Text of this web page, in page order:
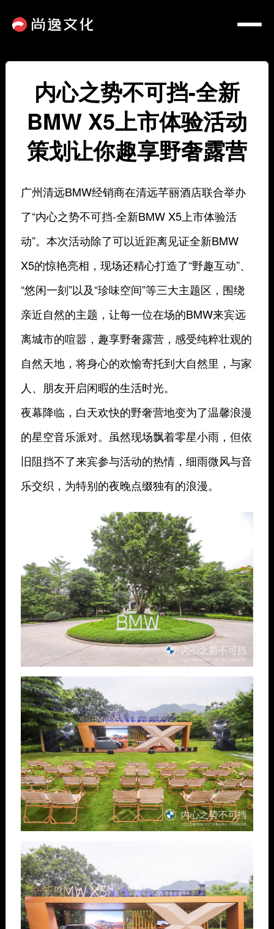
内心之势不可挡-全新
BMW X5上市体验活动
策划让你趣享野奢露营
广州清远BMW经销商在清远芊丽酒店联合举办
了“内心之势不可挡-全新BMW X5上市体验活
动”。本次活动除了可以近距离见证全新BMW
X5的惊艳亮相，现场还精心打造了“野趣互动”、
“悠闲一刻”以及“珍味空间”等三大主题区，围绕
亲近自然的主题，让每一位在场的BMW来宾远
离城市的喧嚣，趣享野奢露营，感受纯粹壮观的
自然天地，将身心的欢愉寄托到大自然里，与家
人、朋友开启闲暇的生活时光。
夜幕降临，白天欢快的野奢营地变为了温馨浪漫
的星空音乐派对。虽然现场飘着零星小雨，但依
旧阻挡不了来宾参与活动的热情，细雨微风与音
乐交织，为特别的夜晚点缀独有的浪漫。